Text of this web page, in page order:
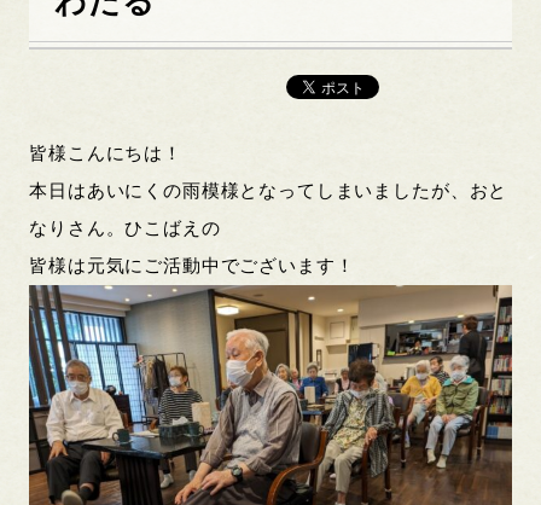
皆様こんにちは！
本日はあいにくの雨模様となってしまいましたが、おと
なりさん。ひこばえの
皆様は元気にご活動中でございます！